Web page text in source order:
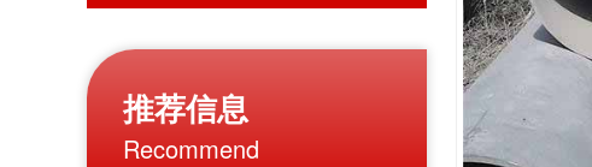
推荐信息
Recommend